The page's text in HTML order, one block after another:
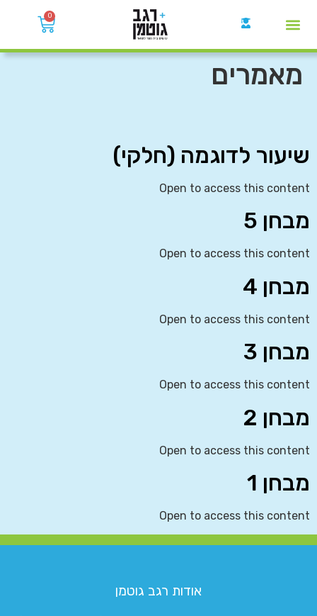
0
מאמרים
שיעור לדוגמה (חלקי)
Open to access this content
מבחן 5
Open to access this content
מבחן 4
Open to access this content
מבחן 3
Open to access this content
מבחן 2
Open to access this content
מבחן 1
Open to access this content
אודות רגב גוטמן